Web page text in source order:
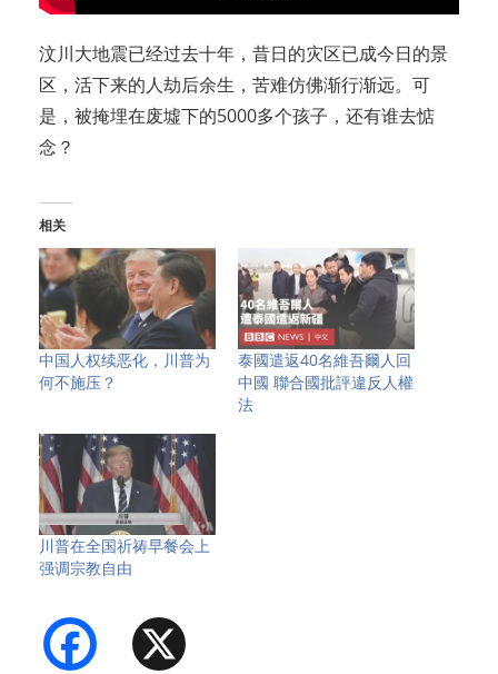
汶川大地震已经过去十年，昔日的灾区已成今日的景
区，活下来的人劫后余生，苦难仿佛渐行渐远。可
是，被掩埋在废墟下的5000多个孩子，还有谁去惦
念？
相关
中国人权续恶化，川普为
何不施压？
泰國遣返40名維吾爾人回
中國 聯合國批評違反人權
法
川普在全国祈祷早餐会上
强调宗教自由
Facebook